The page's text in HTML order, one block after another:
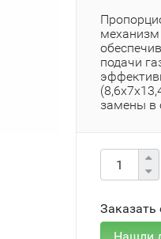
механизм
подачи
замены в
Заказать